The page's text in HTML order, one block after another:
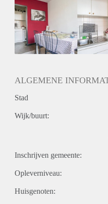
ALGEMENE
Stad
Wijk/buurt:
Inschrijven gemeente:
Opleverniveau:
Huisgenoten: